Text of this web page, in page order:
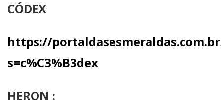
CÓDEX
https://
s=c%C3%B3dex
HERON :